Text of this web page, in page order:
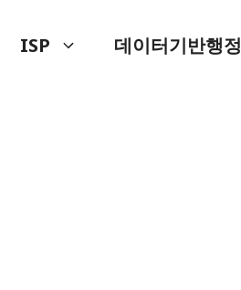
ISP 데이터기반행정